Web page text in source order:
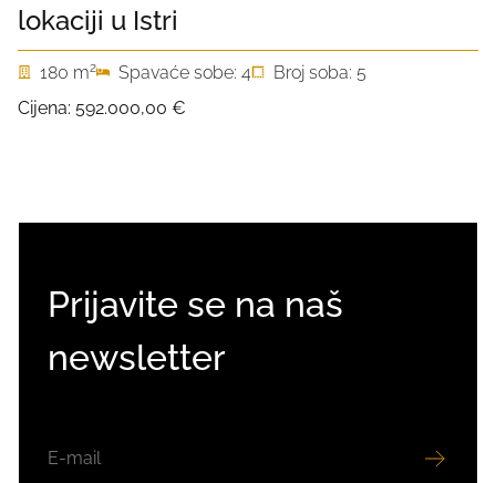
lokaciji u Istri
180 m2 Spavaće sobe: 4
Broj soba: 5
Cijena: 592.000,00 €
Prijavite se na naš
newsletter